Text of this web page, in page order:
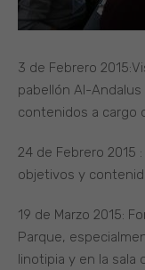
3 de Febrero
pabellón Al-
contenidos a cargo
24 de Febrero 2015
objetivos y
19 de Marzo 2015:
Parque,
linotipia y en la sala